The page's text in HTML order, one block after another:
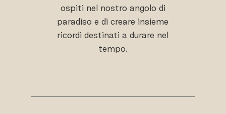
ospiti nel nostro angolo di
paradiso e di creare insieme
ricordi destinati a durare nel
tempo.